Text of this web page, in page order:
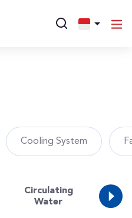
Cooling System
Circulating
Water